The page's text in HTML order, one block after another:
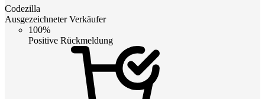
Codezilla
Ausgezeichneter Verkäufer
100%
Positive Rückmeldung